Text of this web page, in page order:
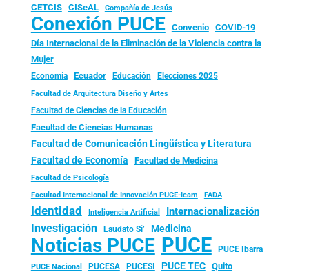
CETCIS CISeAL Compañía de Jesús
Conexión PUCE Convenio
COVID-19
Día Internacional de la Eliminación de la Violencia contra la
Mujer
Economía Ecuador Educación Elecciones 2025
Facultad de Arquitectura Diseño y Artes
Facultad de Ciencias de la Educación
Facultad de Ciencias Humanas
Facultad de Comunicación Lingüística y Literatura
Facultad de Economía Facultad de Medicina
Facultad de Psicología
Facultad Internacional de Innovación PUCE-Icam FADA
Identidad Inteligencia Artificial Internacionalización
Investigación Laudato Si’ Medicina
Noticias PUCE PUCE PUCE Ibarra
PUCE Nacional PUCESA PUCESI PUCE TEC
Quito